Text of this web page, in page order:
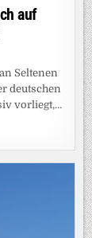
auf
Seltenen
deutschen
vorliegt,…